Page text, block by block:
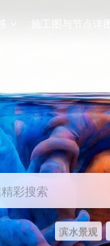
施工图与节点详图
彩搜索
滨水景观